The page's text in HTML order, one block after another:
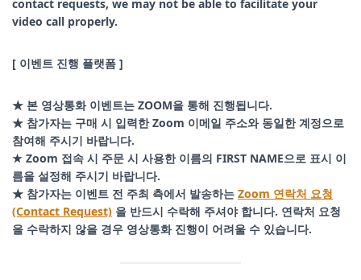
contact requests, we may not be able to facilitate your
video call properly.
[ 이벤트 진행 플랫폼 ]
★ 본 영상통화 이벤트는 ZOOM을 통해 진행됩니다.
★ 참가자는 구매 시 입력한 Zoom 이메일 주소와 동일한 계정으로
참여해 주시기 바랍니다.
★ Zoom 접속 시 주문 시 사용한 이름의 FIRST NAME으로 표시 이
름을 설정해 주시기 바랍니다.
★ 참가자는 이벤트 전 주최 측에서 발송하는 Zoom 연락처 요청
(Contact Request) 을 반드시 수락해 주셔야 합니다. 연락처 요청
을 수락하지 않을 경우 영상통화 진행이 어려울 수 있습니다.